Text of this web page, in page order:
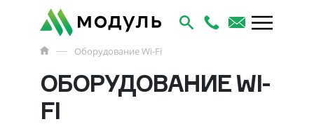
Оборудование Wi-Fi
ОБОРУДОВАНИЕ WI-
FI